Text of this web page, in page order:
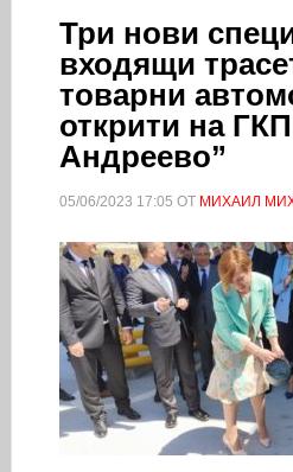
Три нови
входящи
товарни
открити на
Андреево”
05/06/2023 17:05 ОТ МИХАИЛ